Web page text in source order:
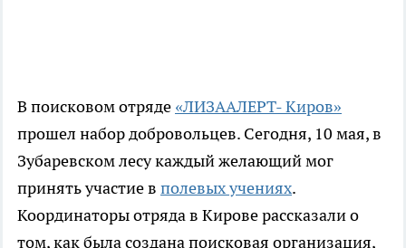
В поисковом отряде «ЛИЗААЛЕРТ- Киров»
прошел набор добровольцев. Сегодня, 10 мая, в
Зубаревском лесу каждый желающий мог
принять участие в полевых учениях.
Координаторы отряда в Кирове рассказали о
том, как была создана поисковая организация,